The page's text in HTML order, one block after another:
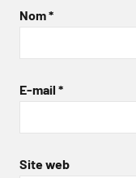
Nom*
E-mail *
Site web